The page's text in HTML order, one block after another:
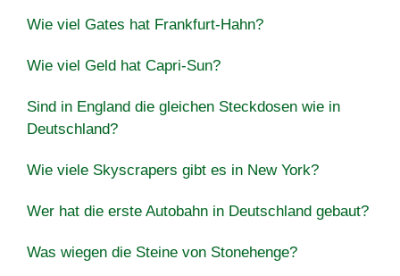
Wie viel Gates hat Frankfurt-Hahn?
Wie viel Geld hat Capri-Sun?
Sind in England die gleichen Steckdosen wie in
Deutschland?
Wie viele Skyscrapers gibt es in New York?
Wer hat die erste Autobahn in Deutschland gebaut?
Was wiegen die Steine von Stonehenge?